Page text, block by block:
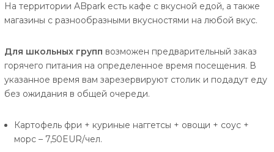
На территории ABpark есть кафе с вкусной едой, а также
магазины с разнообразными вкусностями на любой вкус.
Для школьных групп возможен предварительный заказ
горячего питания на определенное время посещения. В
указанное время вам зарезервируют столик и подадут еду
без ожидания в общей очереди.
Картофель фри + куриные наггетсы + овощи + соус +
морс – 7,50EUR/чел.